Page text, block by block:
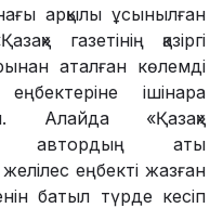
арқылы ұсынылған
газетінің қазіргі
аталған көлемді
ішінара
Алайда «Қазақ»
автордың аты
еңбекті жазған
батыл түрде кесіп